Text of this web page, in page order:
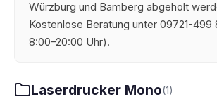
Würzburg und Bamberg abgeholt
Kostenlose Beratung unter 09721-499
8:00–20:00 Uhr).
Laserdrucker Mono(1)